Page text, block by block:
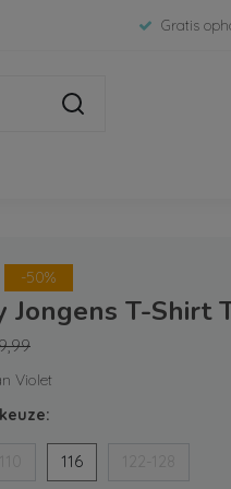
Gratis
-50%
Jongens T-Shirt
Violet
116